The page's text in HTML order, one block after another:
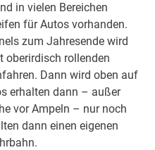
in vielen Bereichen
für Autos vorhanden.
zum Jahresende wird
oberirdisch rollenden
Dann wird oben auf
erhalten dann – außer
vor Ampeln – nur noch
dann einen eigenen